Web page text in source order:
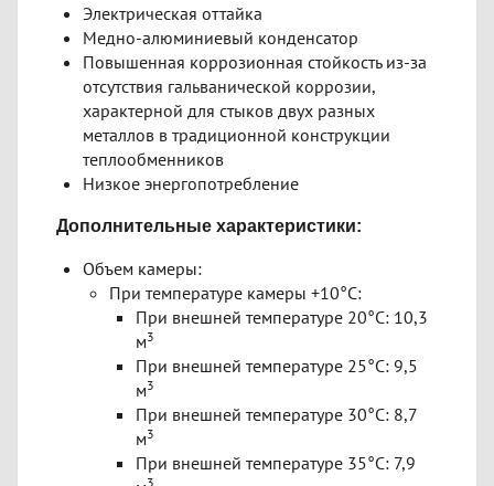
Электрическая оттайка
Медно-алюминиевый конденсатор
Повышенная коррозионная стойкость из-за
отсутствия гальванической коррозии,
характерной для стыков двух разных
металлов в традиционной конструкции
теплообменников
Низкое энергопотребление
Дополнительные характеристики:
Объем камеры:
При температуре камеры +10°C:
При внешней температуре 20°C: 10,3
м3
При внешней температуре 25°C: 9,5
м3
При внешней температуре 30°C: 8,7
м3
При внешней температуре 35°C: 7,9
3